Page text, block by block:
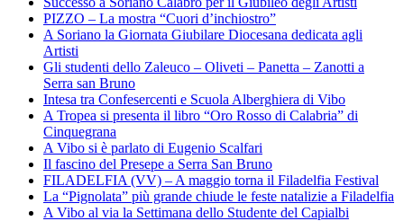
PIZZO – La mostra “Cuori d’inchiostro”
A Soriano la Giornata Giubilare Diocesana dedicata agli
Artisti
Gli studenti dello Zaleuco – Oliveti – Panetta – Zanotti a
Serra san Bruno
Intesa tra Confesercenti e Scuola Alberghiera di Vibo
A Tropea si presenta il libro “Oro Rosso di Calabria” di
Cinquegrana
A Vibo si è parlato di Eugenio Scalfari
Il fascino del Presepe a Serra San Bruno
FILADELFIA (VV) – A maggio torna il Filadelfia Festival
La “Pignolata” più grande chiude le feste natalizie a Filadelfia
A Vibo al via la Settimana dello Studente del Capialbi